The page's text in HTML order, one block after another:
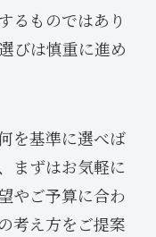
るものではあり
びは慎重に進め
を基準に選べば
まずはお気軽に
やご予算に合わ
考え方をご提案